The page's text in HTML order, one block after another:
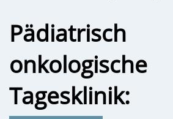
Pädiatrisch
onkologische
Tagesklinik: